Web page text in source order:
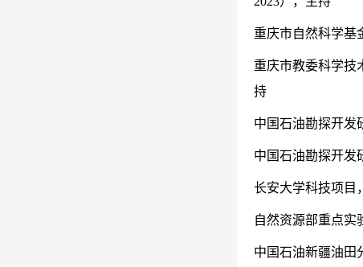
重庆市自然科学基
重庆市教委科学技
持
中国石油勘探开发
中国石油勘探开发
长安大学科技项目
自然资源部重点实
中国石油新疆油田